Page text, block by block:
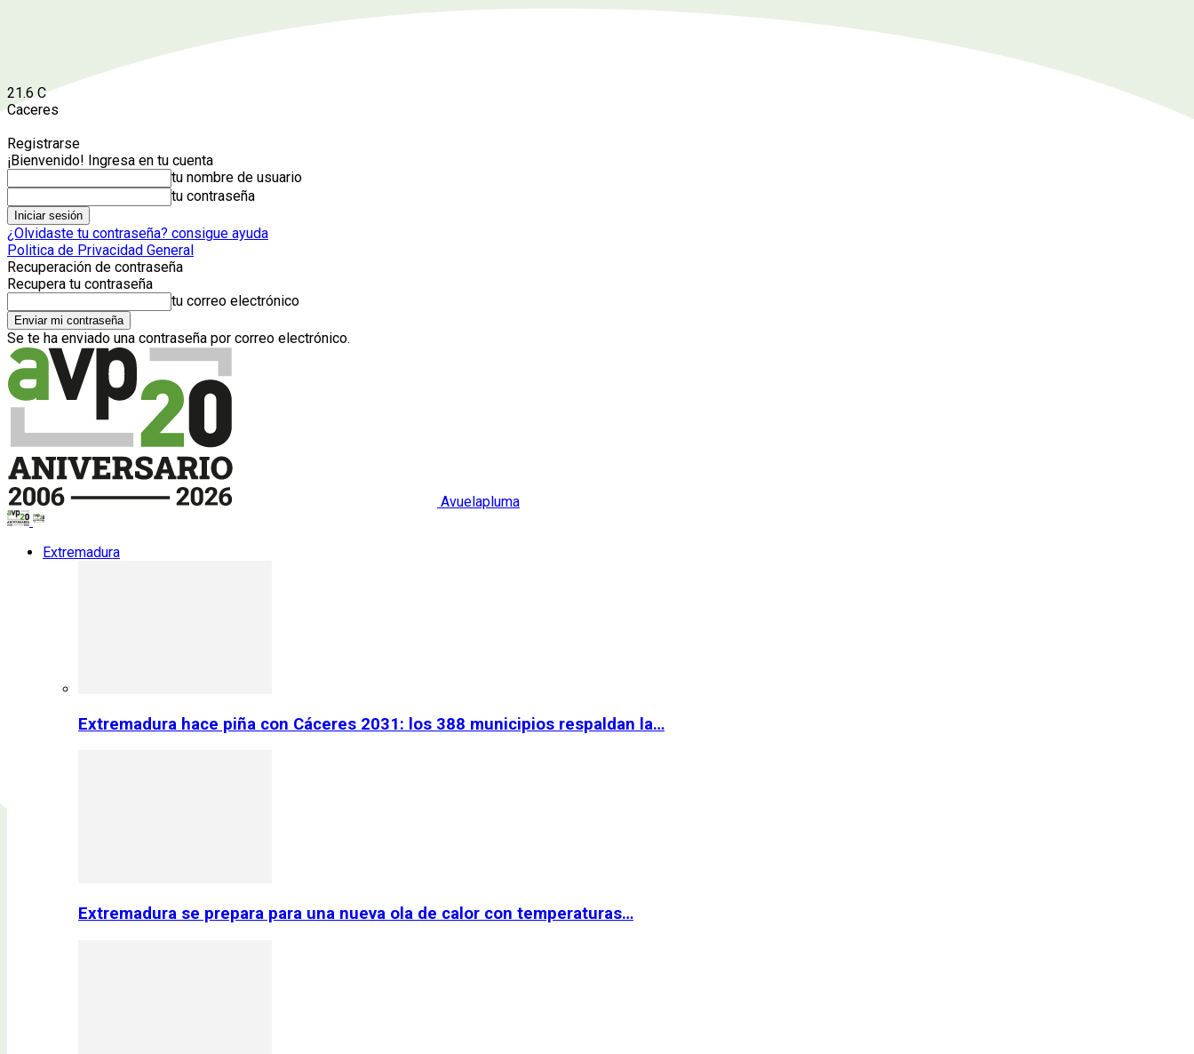
21.6 C
Caceres
Registrarse
¡Bienvenido! Ingresa en tu cuenta
tu nombre de usuario
tu contraseña
¿Olvidaste tu contraseña? consigue ayuda
Politica de Privacidad General
Recuperación de contraseña
Recupera tu contraseña
tu correo electrónico
Se te ha enviado una contraseña por correo electrónico.
Avuelapluma
Extremadura
Extremadura hace piña con Cáceres 2031: los 388 municipios respaldan la…
Extremadura se prepara para una nueva ola de calor con temperaturas…